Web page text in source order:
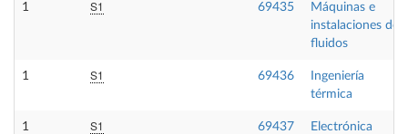
1 S1 69435
Máquinas e
instalaciones de
fluidos
1 S1 69436
Ingeniería
térmica
1 S1 69437
Electrónica